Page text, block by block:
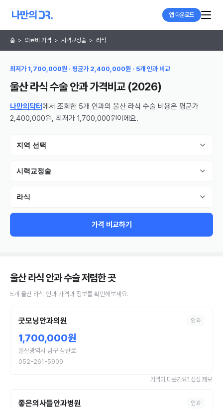
앱 다운로드
홈 > 의료비 가격 > 시력교정술 > 라식
최저가 1,700,000원 · 평균가 2,400,000원 · 5개 안과 비교
울산 라식 수술 안과가격비교 (2026)
나만의닥터 에서 조회한 5개 안과의 울산 라식 수술 비용은 평균가
2,400,000원, 최저가 1,700,000원이에요.
지역 선택
시력교정술
라식
가격 비교하기
울산 라식 안과 수술저렴한 곳
5개 울산 라식 안과 가격과 정보를 확인해보세요.
굿모닝안과의원 안과
1,700,000원
울산광역시 남구 삼산로
052-261-5909
가격이 다른가요? 정정 제보
좋은의사들안과병원 안과